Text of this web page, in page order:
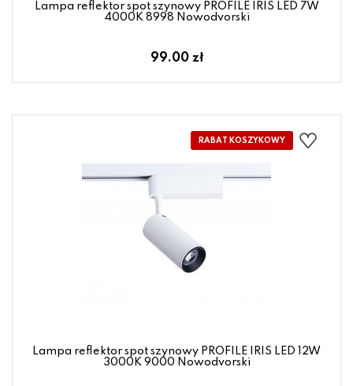
Lampa reflektor spot szynowy PROFILE IRIS LED 7W
4000K 8998 Nowodvorski
99.00 zł
Lampa reflektor spot szynowy PROFILE IRIS LED 12W
3000K 9000 Nowodvorski